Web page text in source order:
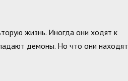
жизнь. Иногда они ходят к
демоны. Но что они находят